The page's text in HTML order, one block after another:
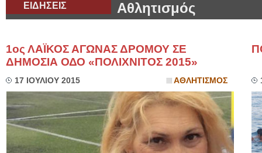
ΕΙΔΗΣΕΙΣ Αθλητισμός
1ος ΛΑΪΚΟΣ ΑΓΩΝΑΣ ΔΡΟΜΟΥ ΣΕ
ΔΗΜΟΣΙΑ ΟΔΟ «ΠΟΛΙΧΝΙΤΟΣ 2015»
17 ΙΟΥΛΙΟΥ 2015 ΑΘΛΗΤΙΣΜΟΣ